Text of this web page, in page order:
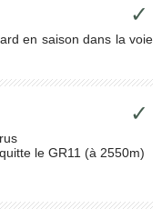
✓
en saison dans la voie
✓
le GR11 (à 2550m)